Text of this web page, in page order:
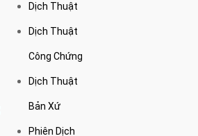
Dịch Thuật
Dịch Thuật
Công Chứng
Dịch Thuật
Bản Xứ
Phiên Dịch